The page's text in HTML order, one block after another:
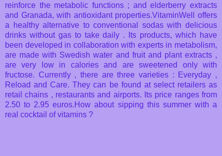
reinforce the metabolic functions ; and elderberry extracts
and Granada, with antioxidant properties.VitaminWell offers
a healthy alternative to conventional sodas with delicious
drinks without gas to take daily .
Its products, which have
been developed in collaboration with experts in metabolism,
are made with Swedish water and fruit and plant extracts ,
are very low in calories and are sweetened only with
fructose. Currently , there are three varieties : Everyday ,
Reload and Care.They can be found at select retailers as
retail chains , restaurants and airports. Its price ranges from
2.50 to 2.95 euros. How about sipping this summer with a
real cocktail of vitamins ?